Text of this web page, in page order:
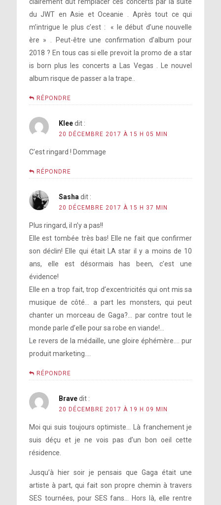
du JWT en Asie et Oceanie . Après tout ce qui
m’intrigue le plus c’est : « le début d’une nouvelle
ère » . Peut-être une confirmation d’album pour
2018 ? En tous cas si elle prevoit la promo de a star
is born plus les concerts a Las Vegas . Le nouvel
album risque de passer a la trape..
RÉPONDRE
Klee dit :
20 DÉCEMBRE 2017 À 15 H 05 MIN
C’est ringard ! Dommage
RÉPONDRE
Sasha dit :
20 DÉCEMBRE 2017 À 15 H 37 MIN
Plus ringard, il n’y a pas!!
Elle est tombée très bas! Elle ne fait que confirmer
son déclin! Elle qui était LA star il y a moins de 10
ans, elle est désormais has been, c’est une
évidence!
Elle en a trop fait, trop d’excentricités qui ont mis sa
musique de côté… a part les monsters, qui peut
chanter un morceau de Gaga?… par contre tout le
monde parle d’elle pour sa robe en viande!…
Le revers de la médaille, une gloire éphémère…. pur
produit marketing….
RÉPONDRE
Brave dit :
20 DÉCEMBRE 2017 À 19 H 09 MIN
Moi qui suis toujours optimiste… Là franchement je
suis déçu et je ne vois pas d’un bon oeil cette
résidence.
Jusqu’à hier soir je pensais que Gaga était une
artiste à part, qui fait son propre chemin à travers
SES tournées, pour SES fans… Hors là, elle rentre